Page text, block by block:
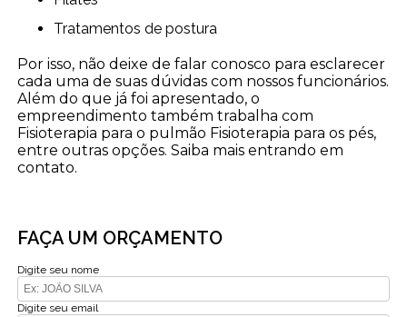
Tratamentos de postura
Por isso, não deixe de falar conosco para esclarecer
cada uma de suas dúvidas com nossos funcionários.
Além do que já foi apresentado, o
empreendimento também trabalha com
Fisioterapia para o pulmão Fisioterapia para os pés,
entre outras opções. Saiba mais entrando em
contato.
FAÇA UM ORÇAMENTO
Digite seu nome
Digite seu email